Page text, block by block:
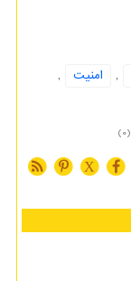
, امنیت
,
(0)
X